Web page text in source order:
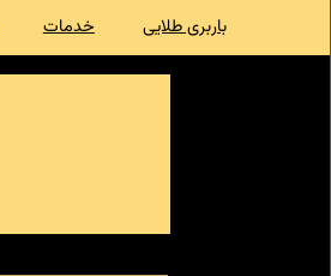
باربری طلایی خدمات